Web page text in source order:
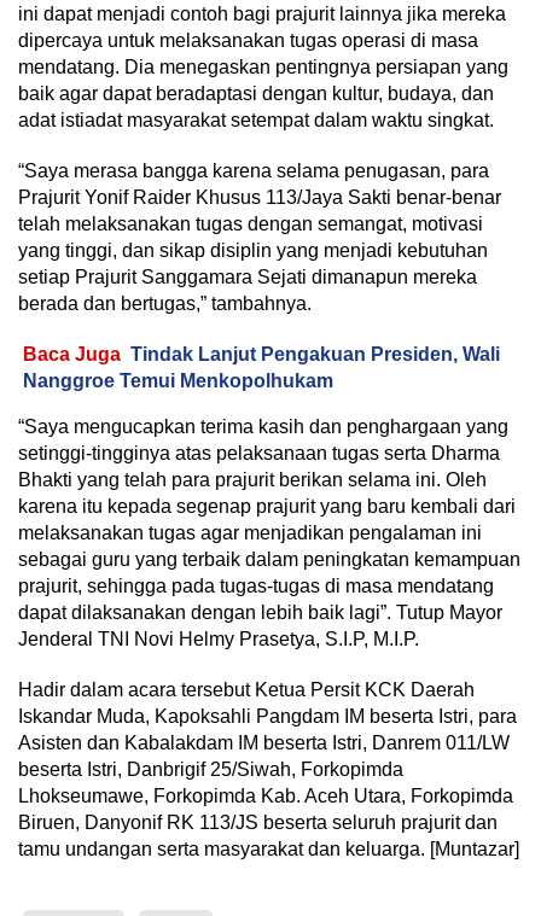
ini dapat menjadi contoh bagi prajurit lainnya jika mereka
dipercaya untuk melaksanakan tugas operasi di masa
mendatang. Dia menegaskan pentingnya persiapan yang
baik agar dapat beradaptasi dengan kultur, budaya, dan
adat istiadat masyarakat setempat dalam waktu singkat.
“Saya merasa bangga karena selama penugasan, para
Prajurit Yonif Raider Khusus 113/Jaya Sakti benar-benar
telah melaksanakan tugas dengan semangat, motivasi
yang tinggi, dan sikap disiplin yang menjadi kebutuhan
setiap Prajurit Sanggamara Sejati dimanapun mereka
berada dan bertugas,” tambahnya.
Baca Juga Tindak Lanjut Pengakuan Presiden, Wali
Nanggroe Temui Menkopolhukam
“Saya mengucapkan terima kasih dan penghargaan yang
setinggi-tingginya atas pelaksanaan tugas serta Dharma
Bhakti yang telah para prajurit berikan selama ini. Oleh
karena itu kepada segenap prajurit yang baru kembali dari
melaksanakan tugas agar menjadikan pengalaman ini
sebagai guru yang terbaik dalam peningkatan kemampuan
prajurit, sehingga pada tugas-tugas di masa mendatang
dapat dilaksanakan dengan lebih baik lagi”. Tutup Mayor
Jenderal TNI Novi Helmy Prasetya, S.I.P, M.I.P.
Hadir dalam acara tersebut Ketua Persit KCK Daerah
Iskandar Muda, Kapoksahli Pangdam IM beserta Istri, para
Asisten dan Kabalakdam IM beserta Istri, Danrem 011/LW
beserta Istri, Danbrigif 25/Siwah, Forkopimda
Lhokseumawe, Forkopimda Kab. Aceh Utara, Forkopimda
Biruen, Danyonif RK 113/JS beserta seluruh prajurit dan
tamu undangan serta masyarakat dan keluarga. [Muntazar]